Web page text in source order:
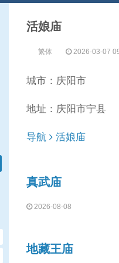
活娘庙
繁体 2026-03-07
城市：庆阳市
地址：庆阳市宁县
导航 活娘庙
真武庙
2026-08-08
地藏王庙